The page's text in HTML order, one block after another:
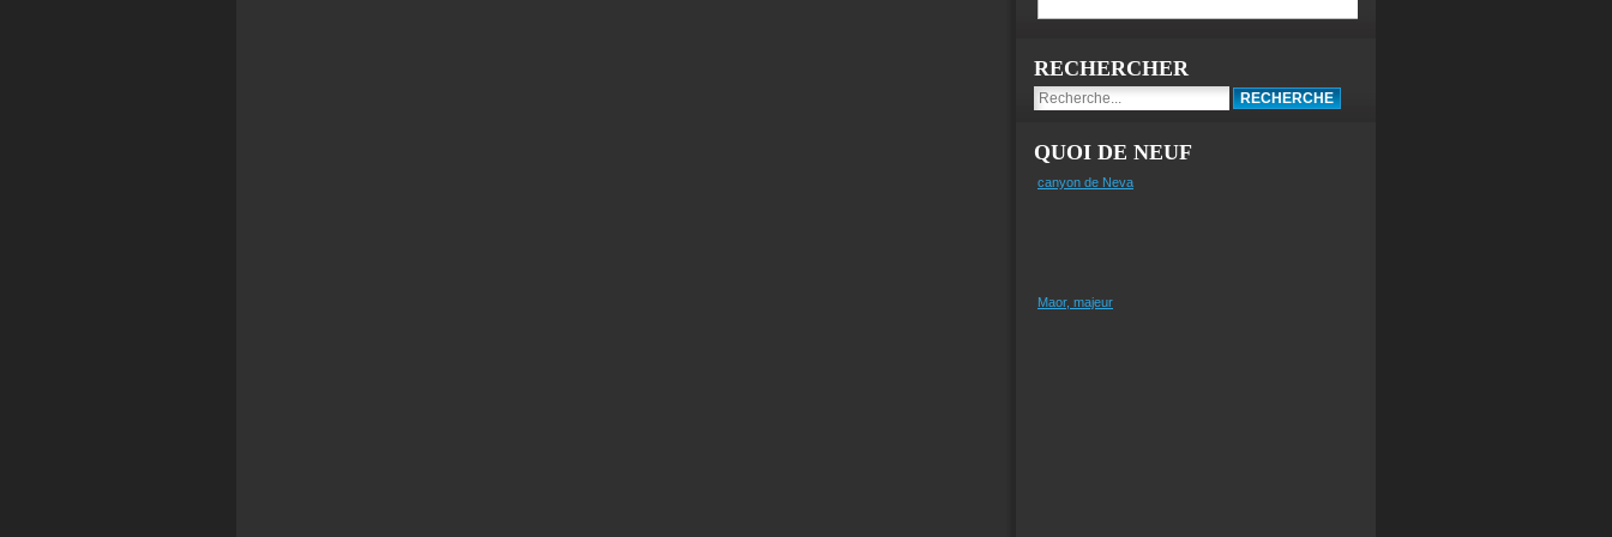
RECHERCHER
QUOI DE NEUF
canyon de Neva
Maor, majeur